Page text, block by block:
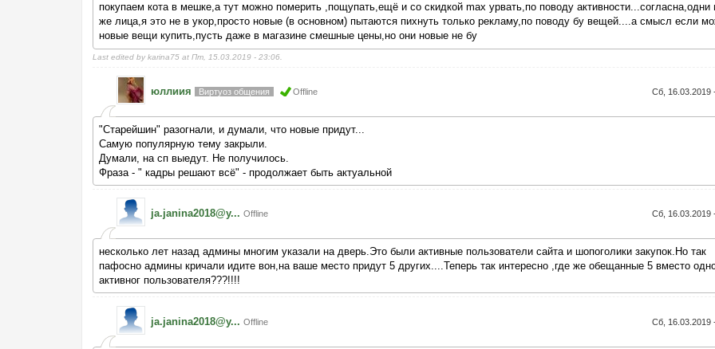
покупаем кота в мешке,а тут можно померить ,пощупать,ещё и со скидкой max урвать,по поводу активности...согласна,одни
же лица,я это не в укор,просто новые (в основном) пытаются пихнуть только рекламу,по поводу бу вещей....а смысл если
новые вещи купить,пусть даже в магазине смешные цены,но они новые не бу
Last edited by karina75 at Пт, 15.03.2019 - 23:06.
юллиия Виртуоз общения Offline Сб, 16.03.2019
"Старейшин" разогнали, и думали, что новые придут...
Самую популярную тему закрыли.
Думали, на сп выедут. Не получилось.
Фраза - " кадры решают всё" - продолжает быть актуальной
ja.janina2018@y... Offline Сб, 16.03.2019
несколько лет назад админы многим указали на дверь.Это были активные пользователи сайта и шопоголики закупок.Но так
пафосно админы кричали идите вон,на ваше место придут 5 других....Теперь так интересно ,где же обещанные 5 вместо
активног пользователя???!!!!
ja.janina2018@y... Offline Сб, 16.03.2019